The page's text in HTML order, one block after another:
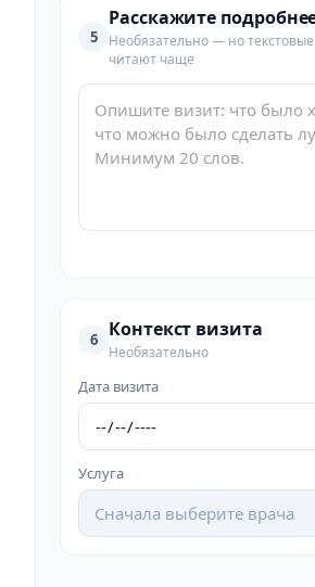
5
Расскажите
Необязательно — но
читают чаще
6 Контекст визита
Необязательно
Дата визита
Услуга
Сначала выберите врача